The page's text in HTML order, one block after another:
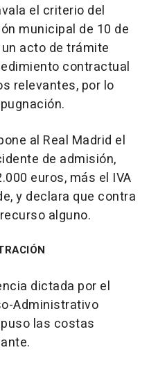
el criterio del
municipal de 10 de
acto de trámite
contractual
relevantes, por lo
al Real Madrid el
de admisión,
euros, más el IVA
y declara que contra
alguno.
dictada por el
Administrativo
las costas